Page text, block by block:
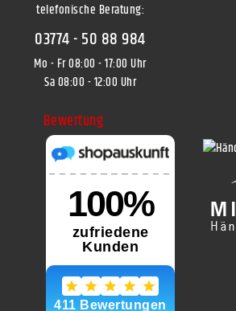
telefonische Beratung:
03774 - 50 88 984
Mo - Fr 08:00 - 17:00 Uhr
Sa 08:00 - 12:00 Uhr
Bewertung